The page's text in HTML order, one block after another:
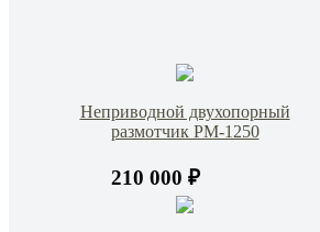
Неприводной двухопорный
размотчик РМ-1250
210 000 ₽